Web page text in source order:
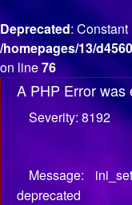
Deprecated:
/homepages/13/
on line76
A PHP Error was
Severity: 8192
Message:
deprecated